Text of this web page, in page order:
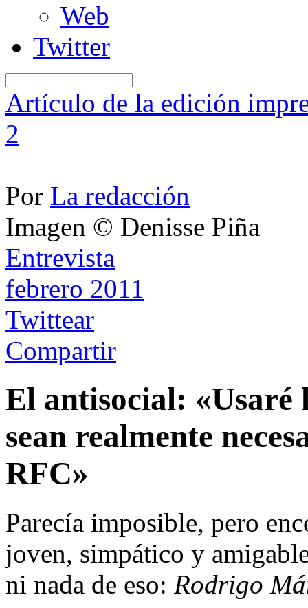
Web
Twitter
Artículo de la edición
2
Por La redacción
Imagen © Denisse Piña
Entrevista
febrero 2011
Twittear
Compartir
El antisocial: «Usaré
sean realmente
RFC»
Parecía imposible, pero
joven, simpático y
ni nada de eso: Rodrigo